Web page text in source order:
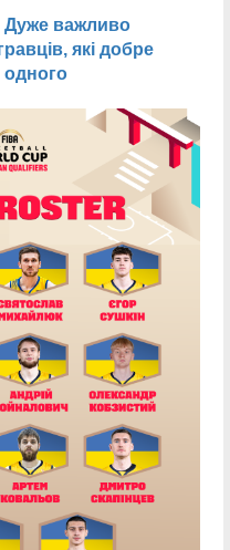
Дуже важливо
які добре
одного